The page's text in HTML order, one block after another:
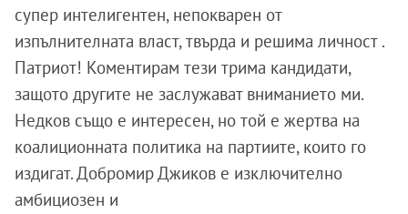
супер интелигентен, непокварен от
изпълнителната власт, твърда и решима личност .
Патриот! Коментирам тези трима кандидати,
защото другите не заслужават вниманието ми.
Недков също е интересен, но той е жертва на
коалиционната политика на партиите, които го
издигат. Добромир Джиков е изключително
амбициозен и